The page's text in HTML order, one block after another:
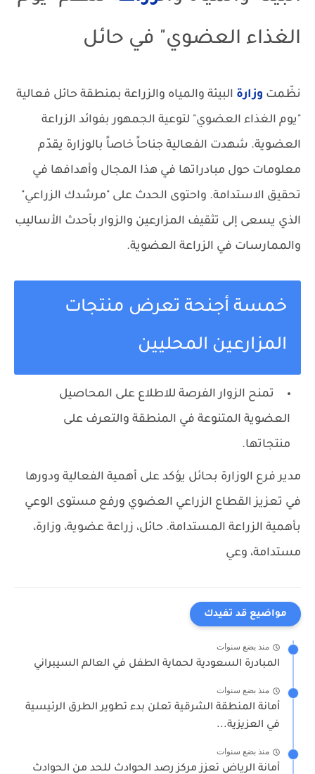
الغذاء العضوي" في حائل
نظّمت وزارة البيئة والمياه والزراعة بمنطقة حائل فعالية
"يوم الغذاء العضوي" لتوعية الجمهور بفوائد الزراعة
العضوية. شهدت الفعالية جناحاً خاصاً بالوزارة يقدّم
معلومات حول مبادراتها في هذا المجال وأهدافها في
تحقيق الاستدامة. واحتوى الحدث على "مرشدك الزراعي"
الذي يسعى إلى تثقيف المزارعين والزوار بأحدث الأساليب
والممارسات في الزراعة العضوية.
خمسة أجنحة تعرض منتجات
المزارعين المحليين
تمنح الزوار الفرصة للاطلاع على المحاصيل
العضوية المتنوعة في المنطقة والتعرف على
منتجاتها.
مدير فرع الوزارة بحائل يؤكد على أهمية الفعالية ودورها
في تعزيز القطاع الزراعي العضوي ورفع مستوى الوعي
بأهمية الزراعة المستدامة. حائل، زراعة عضوية، وزارة،
مستدامة، وعي
مواضيع قد تفيدك
منذ بضع سنوات
المبادرة السعودية لحماية الطفل في العالم السيبراني
منذ بضع سنوات
أمانة المنطقة الشرقية تعلن بدء تطوير الطرق الرئيسية
في العزيزية...
منذ بضع سنوات
أمانة الرياض تعزز مركز رصد الحوادث للحد من الحوادث